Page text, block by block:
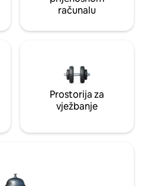
računalu
Prostorija za
vježbanje